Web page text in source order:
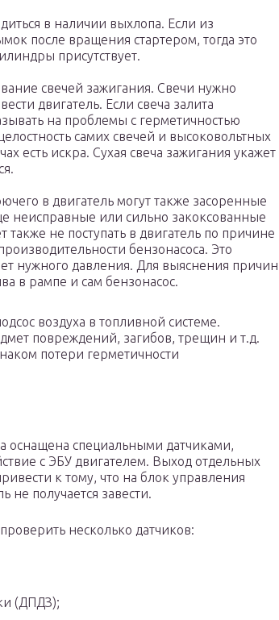
в наличии выхлопа. Если из
после вращения стартером, тогда это
присутствует.
свечей зажигания. Свечи нужно
двигатель. Если свеча залита
на проблемы с герметичностью
самих свечей и высоковольтных
есть искра. Сухая свеча зажигания укажет
в двигатель могут также засоренные
неисправные или сильно закоксованные
не поступать в двигатель по причине
бензонасоса. Это
нужного давления. Для выяснения причин
в рампе и сам бензонасос.
воздуха в топливной системе.
повреждений, загибов, трещин и т.д.
потери герметичности
оснащена специальными датчиками,
с ЭБУ двигателем. Выход отдельных
к тому, что на блок управления
не получается завести.
несколько датчиков:
(ДПДЗ);